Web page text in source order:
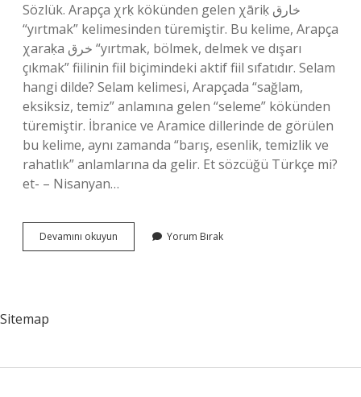
Sözlük. Arapça χrḳ kökünden gelen χāriḳ خارق
“yırtmak” kelimesinden türemiştir. Bu kelime, Arapça
χaraḳa خرق “yırtmak, bölmek, delmek ve dışarı
çıkmak” fiilinin fiil biçimindeki aktif fiil sıfatıdır. Selam
hangi dilde? Selam kelimesi, Arapçada “sağlam,
eksiksiz, temiz” anlamına gelen “seleme” kökünden
türemiştir. İbranice ve Aramice dillerinde de görülen
bu kelime, aynı zamanda “barış, esenlik, temizlik ve
rahatlık” anlamlarına da gelir. Et sözcüğü Türkçe mi?
et- – Nisanyan…
Devamını okuyun
Hangi
Yorum Bırak
Sitemap